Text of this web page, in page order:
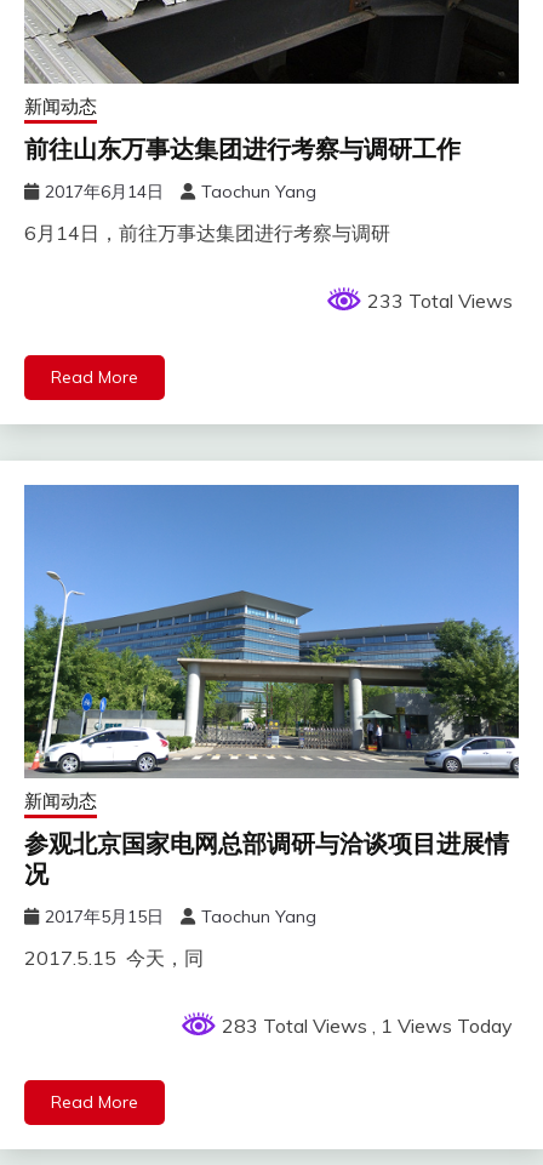
新闻动态
前往山东万事达集团进行考察与调研工作
2017年6月14日 Taochun Yang
6月14日，前往万事达集团进行考察与调研
233 Total Views
Read More
新闻动态
参观北京国家电网总部调研与洽谈项目进展情
况
2017年5月15日 Taochun Yang
2017.5.15 今天，同
283 Total Views , 1 Views Today
Read More